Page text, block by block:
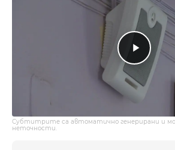
Субтитрите са автоматично генерирани и
неточности.